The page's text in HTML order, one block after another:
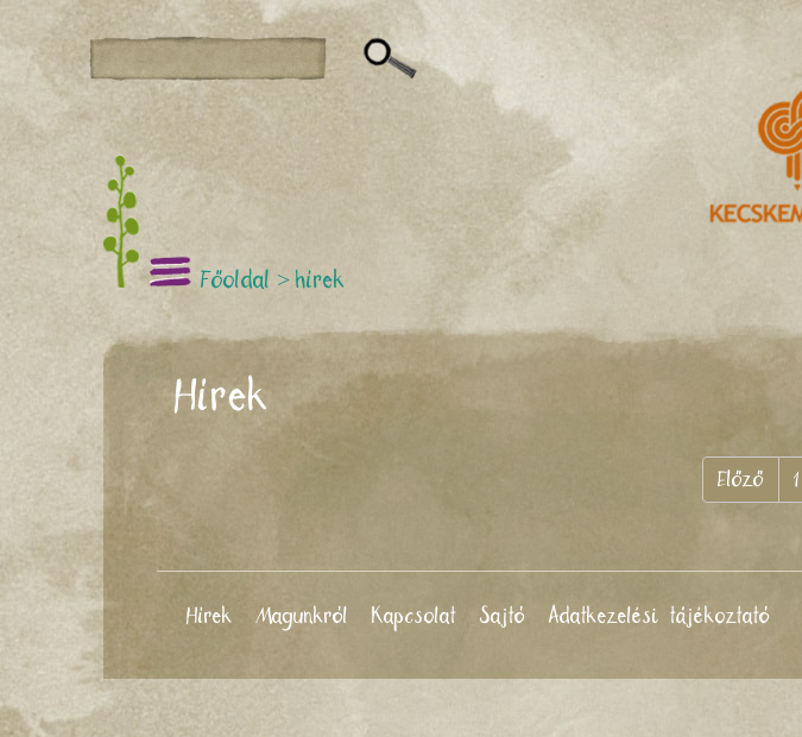
Főoldal > hírek
Hírek
Előző 1
Hírek Magunkról Kapcsolat Sajtó Adatkezelési tájékoztató